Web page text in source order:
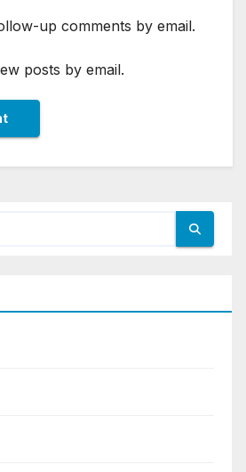
up comments by email.
posts by email.